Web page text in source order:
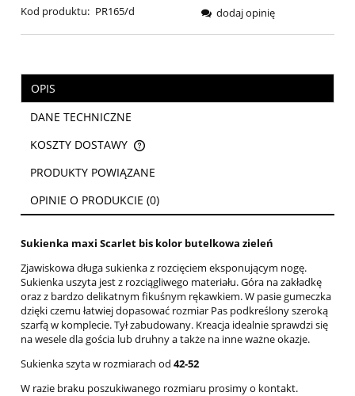
Kod produktu: PR165/d
dodaj opinię
OPIS
DANE TECHNICZNE
KOSZTY DOSTAWY
CENA NIE ZAWIERA EWENTUALNYCH KOSZTÓW PŁATNOŚCI
PRODUKTY POWIĄZANE
OPINIE O PRODUKCIE (0)
Sukienka maxi Scarlet bis kolor butelkowa zieleń
Zjawiskowa długa sukienka z rozcięciem eksponującym nogę.
Sukienka uszyta jest z rozciągliwego materiału. Góra na zakładkę
oraz z bardzo delikatnym fikuśnym rękawkiem. W pasie gumeczka
dzięki czemu łatwiej dopasować rozmiar Pas podkreślony szeroką
szarfą w komplecie. Tył zabudowany. Kreacja idealnie sprawdzi się
na wesele dla gościa lub druhny a także na inne ważne okazje.
Sukienka szyta w rozmiarach od 42-52
W razie braku poszukiwanego rozmiaru prosimy o kontakt.